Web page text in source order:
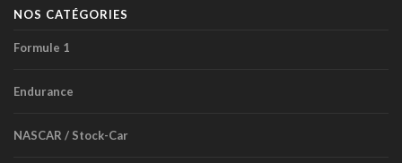
NOS CATÉGORIES
Formule 1
Endurance
NASCAR / Stock-Car